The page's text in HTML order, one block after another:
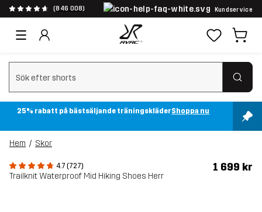
(846 008) Kundservice
Rensa sök
25% rabatt på bästsäljande träningskläderShoppa nu
Hem Skor
4.7 (727)
Trailknit Waterproof Mid Hiking Shoes Herr
1 699 kr